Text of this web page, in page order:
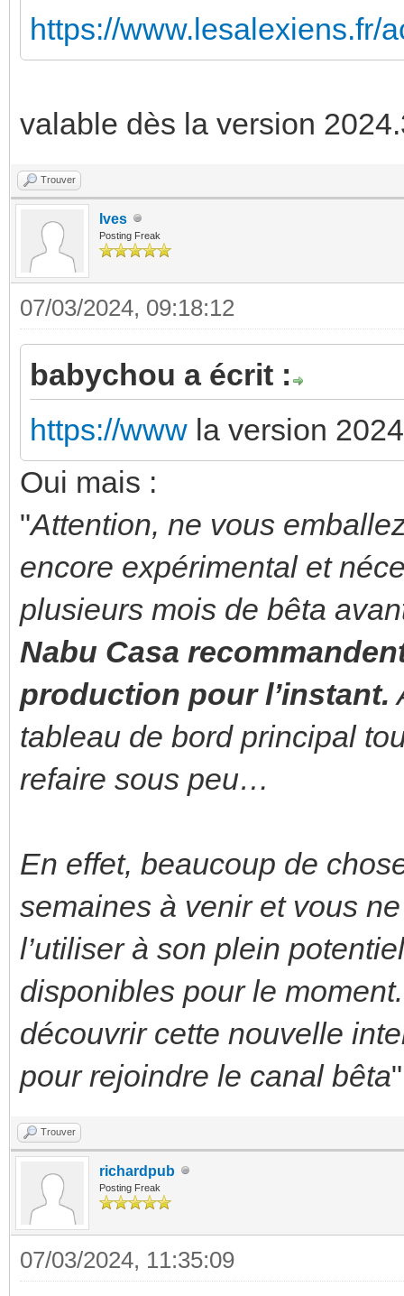
https://www.lesalexiens.fr/
valable dès la version
Trouver
Ives
Posting Freak
07/03/2024, 09:18:12
babychou a écrit :
https://www la version
Oui mais :
"Attention, ne vous
encore expérimental et
plusieurs mois de bêta
Nabu Casa
production pour l’instant.
tableau de bord principal
refaire sous peu…
En effet, beaucoup de
semaines à venir et vous
l’utiliser à son plein
disponibles pour le
découvrir cette nouvelle
pour rejoindre le canal bêta"
Trouver
richardpub
Posting Freak
07/03/2024, 11:35:09